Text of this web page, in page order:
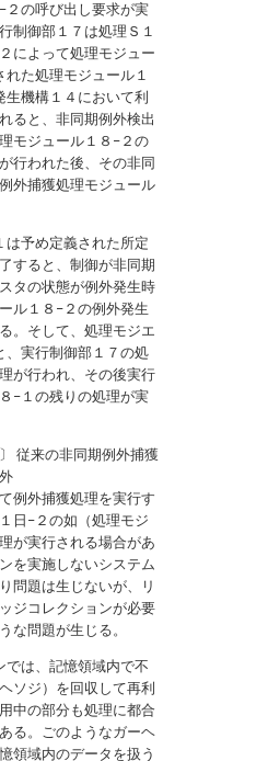
２の呼び出し要求が実
制御部１７は処理Ｓ１
によって処理モジュー
た処理モジュール１
生機構１４において利
ると、非同期例外検出
モジュール１８−２の
行われた後、その非同
外捕獲処理モジュール
は予め定義された所定
すると、制御が非同期
タの状態が例外発生時
ル１８−２の例外発生
。そして、処理モジエ
、実行制御部１７の処
が行われ、その後実行
−１の残りの処理が実
従来の非同期例外捕獲
例外捕獲処理を実行す
日−２の如（処理モジ
が実行される場合があ
を実施しないシステム
問題は生じないが、リ
ジコレクションが必要
な問題が生じる。
では、記憶領域内で不
ソジ）を回収して再利
中の部分も処理に都合
る。ごのようなガーヘ
領域内のデータを扱う